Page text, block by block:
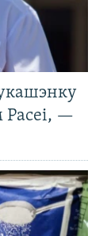
Расеі, —